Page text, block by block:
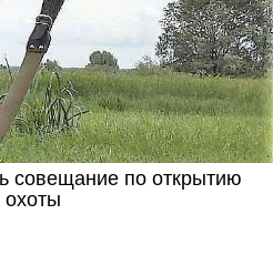
совещание по открытию
охоты